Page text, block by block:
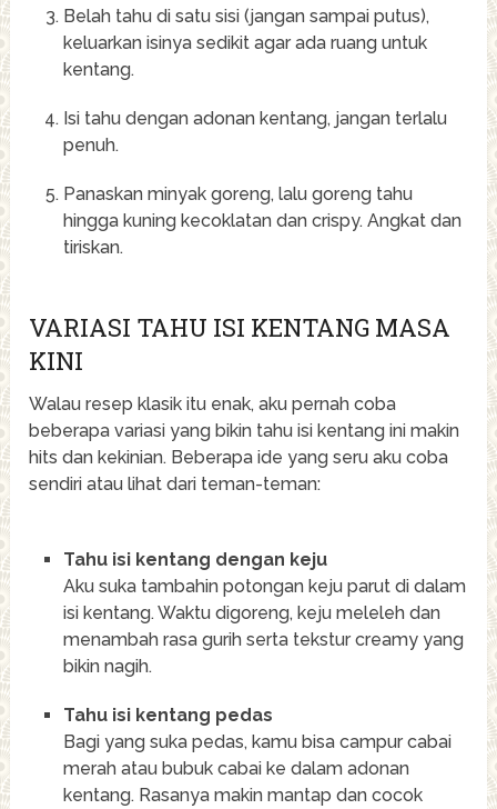
Belah tahu di satu sisi (jangan sampai putus),
keluarkan isinya sedikit agar ada ruang untuk
kentang.
Isi tahu dengan adonan kentang, jangan terlalu
penuh.
Panaskan minyak goreng, lalu goreng tahu
hingga kuning kecoklatan dan crispy. Angkat dan
tiriskan.
VARIASI TAHU ISI KENTANG MASA
KINI
Walau resep klasik itu enak, aku pernah coba
beberapa variasi yang bikin tahu isi kentang ini makin
hits dan kekinian. Beberapa ide yang seru aku coba
sendiri atau lihat dari teman-teman:
Tahu isi kentang dengan keju
Aku suka tambahin potongan keju parut di dalam
isi kentang. Waktu digoreng, keju meleleh dan
menambah rasa gurih serta tekstur creamy yang
bikin nagih.
Tahu isi kentang pedas
Bagi yang suka pedas, kamu bisa campur cabai
merah atau bubuk cabai ke dalam adonan
kentang. Rasanya makin mantap dan cocok